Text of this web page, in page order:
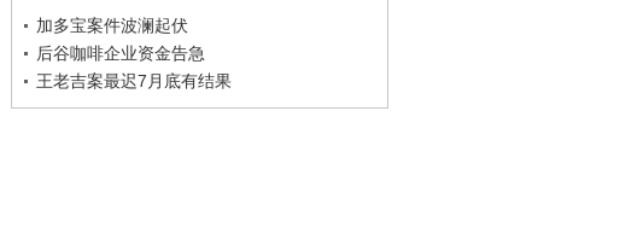
加多宝案件波澜起伏
后谷咖啡企业资金告急
王老吉案最迟7月底有结果